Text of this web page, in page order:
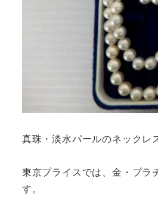
真珠・淡水パールのネックレ
東京プライスでは、金・プラ
す。